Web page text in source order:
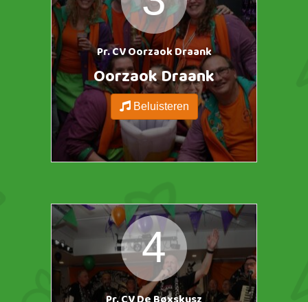
Pr. CV Oorzaok Draank
Oorzaok Draank
Beluisteren
4